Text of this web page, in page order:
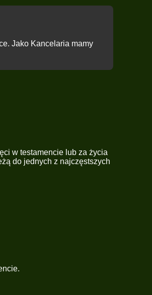
Jako Kancelaria mamy
w testamencie lub za życia
do jednych z najczęstszych